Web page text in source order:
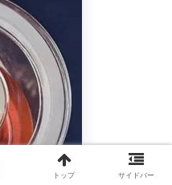
トップ サイドバー